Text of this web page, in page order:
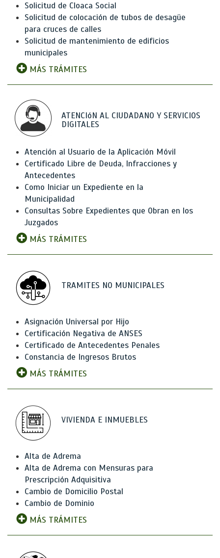
Solicitud de Cloaca Social
Solicitud de colocación de tubos de desagüe
para cruces de calles
Solicitud de mantenimiento de edificios
municipales
MÁS TRÁMITES
ATENCIóN AL CIUDADANO Y SERVICIOS
DIGITALES
Atención al Usuario de la Aplicación Móvil
Certificado Libre de Deuda, Infracciones y
Antecedentes
Como Iniciar un Expediente en la
Municipalidad
Consultas Sobre Expedientes que Obran en los
Juzgados
MÁS TRÁMITES
TRAMITES NO MUNICIPALES
Asignación Universal por Hijo
Certificación Negativa de ANSES
Certificado de Antecedentes Penales
Constancia de Ingresos Brutos
MÁS TRÁMITES
VIVIENDA E INMUEBLES
Alta de Adrema
Alta de Adrema con Mensuras para
Prescripción Adquisitiva
Cambio de Domicilio Postal
Cambio de Dominio
MÁS TRÁMITES